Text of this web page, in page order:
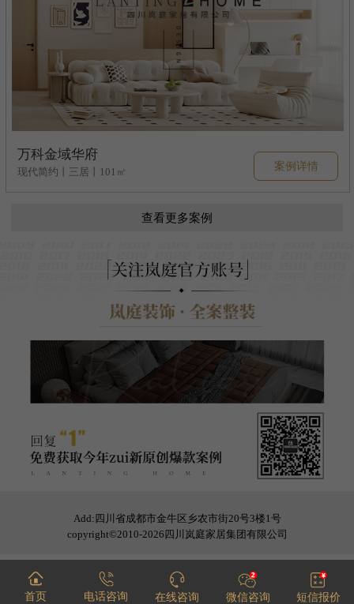
万科金域华府
现代简约丨三居丨101㎡ 案例详情
查看更多案例
Add:四川省成都市金牛区乡农市街20号3楼1号
copyright©2010-2026四川岚庭家居集团有限公司
首页 电话咨询 在线咨询 微信咨询 短信报价